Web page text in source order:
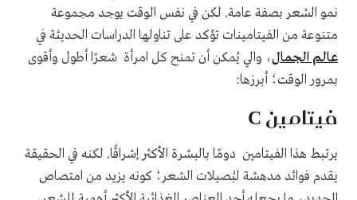
نمو الشعر بصفة عامة. لكن في نفس الوقت يوجد مجموعة
متنوعة من الفيتامينات تؤكد على تناولها الدراسات الحديثة في
عالم الجمال، والي يُمكن أن تمنح كل امرأة شعرًا أطول وأقوى
بمرور الوقت؛ أبرزها:
فيتامين C
يرتبط هذا الفيتامين دومًا بالبشرة الأكثر إشراقًا. لكنه في الحقيقة
يقدم فوائد مدهشة لبُصيلات الشعر؛ كونه يزيد من امتصاص